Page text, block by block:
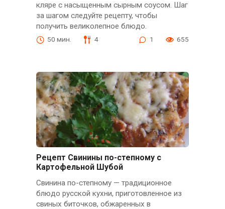
кляре с насыщенным сырным соусом. Шаг
за шагом следуйте рецептy, чтобы
получить великолепное блюдо.
50 мин. 4 1 655
Рецепт Свинины по-степному с
Картофельной Шубой
Свинина по-степному — традиционное
блюдо русской кухни, приготовленное из
свиных биточков, обжаренных в